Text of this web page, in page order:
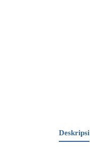
Deskripsi